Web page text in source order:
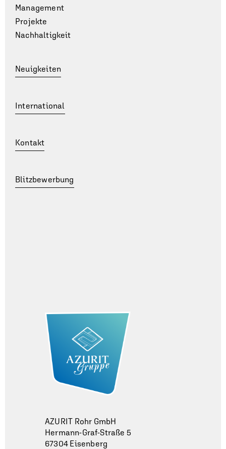
Management
Projekte
Nachhaltigkeit
Neuigkeiten
International
Kontakt
Blitzbewerbung
AZURIT Rohr GmbH
Hermann-Graf-Straße 5
67304 Eisenberg